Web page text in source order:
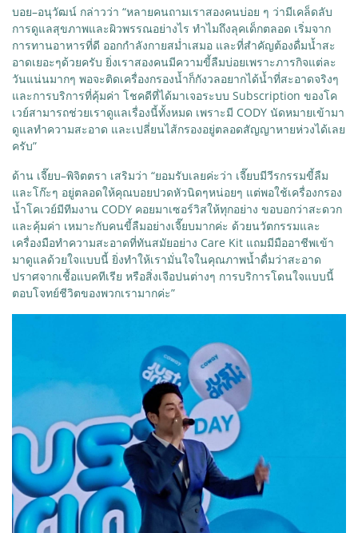
บอย–อนุวัฒน์ กล่าวว่า “หลายคนถามเราสองคนบ่อย ๆ ว่ามีเคล็ดลับ
การดูแลสุขภาพและผิวพรรณอย่างไร ทำไมถึงลุคเด็กตลอด เริ่มจาก
การทานอาหารที่ดี ออกกำลังกายสม่ำเสมอ และที่สำคัญต้องดื่มน้ำสะ
อาดเยอะๆด้วยครับ ยิ่งเราสองคนมีความขี้ลืมบ่อยเพราะภารกิจแต่ละ
วันแน่นมากๆ พอจะติดเครื่องกรองน้ำก็กังวลอยากได้น้ำที่สะอาดจริงๆ
และการบริการที่คุ้มค่า โชคดีที่ได้มาเจอระบบ Subscription ของโค
เวย์สามารถช่วยเราดูแลเรื่องนี้ทั้งหมด เพราะมี CODY นัดหมายเข้ามา
ดูแลทำความสะอาด และเปลี่ยนไส้กรองอยู่ตลอดสัญญาหายห่วงได้เลย
ครับ”
ด้าน เจี๊ยบ–พิจิตตรา เสริมว่า “ยอมรับเลยค่ะว่า เจี๊ยบมีวีรกรรมขี้ลืม
และโก๊ะๆ อยู่ตลอดให้คุณบอยปวดหัวนิดๆหน่อยๆ แต่พอใช้เครื่องกรอง
น้ำโคเวย์มีทีมงาน CODY คอยมาเซอร์วิสให้ทุกอย่าง ขอบอกว่าสะดวก
และคุ้มค่า เหมาะกับคนขี้ลืมอย่างเจี๊ยบมากค่ะ ด้วยนวัตกรรมและ
เครื่องมือทำความสะอาดที่ทันสมัยอย่าง Care Kit แถมมีมืออาชีพเข้า
มาดูแลด้วยใจแบบนี้ ยิ่งทำให้เรามั่นใจในคุณภาพน้ำดื่มว่าสะอาด
ปราศจากเชื้อแบคทีเรีย หรือสิ่งเจือปนต่างๆ การบริการโดนใจแบบนี้
ตอบโจทย์ชีวิตของพวกเรามากค่ะ”